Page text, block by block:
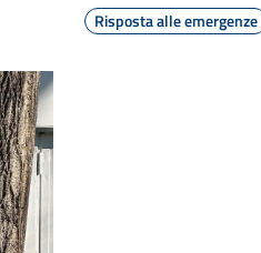
Risposta alle emergenze